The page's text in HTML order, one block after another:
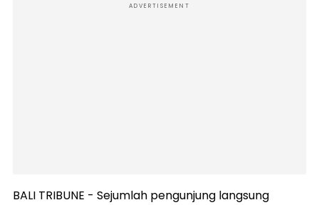
ADVERTISEMENT
BALI TRIBUNE - Sejumlah pengunjung langsung